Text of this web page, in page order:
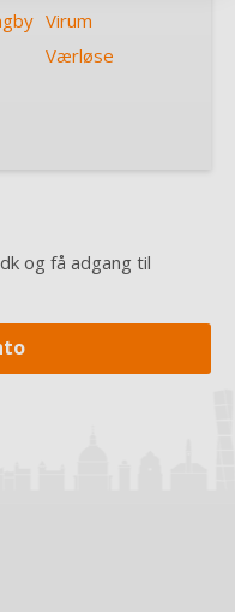
Virum
Værløse
og få adgang til